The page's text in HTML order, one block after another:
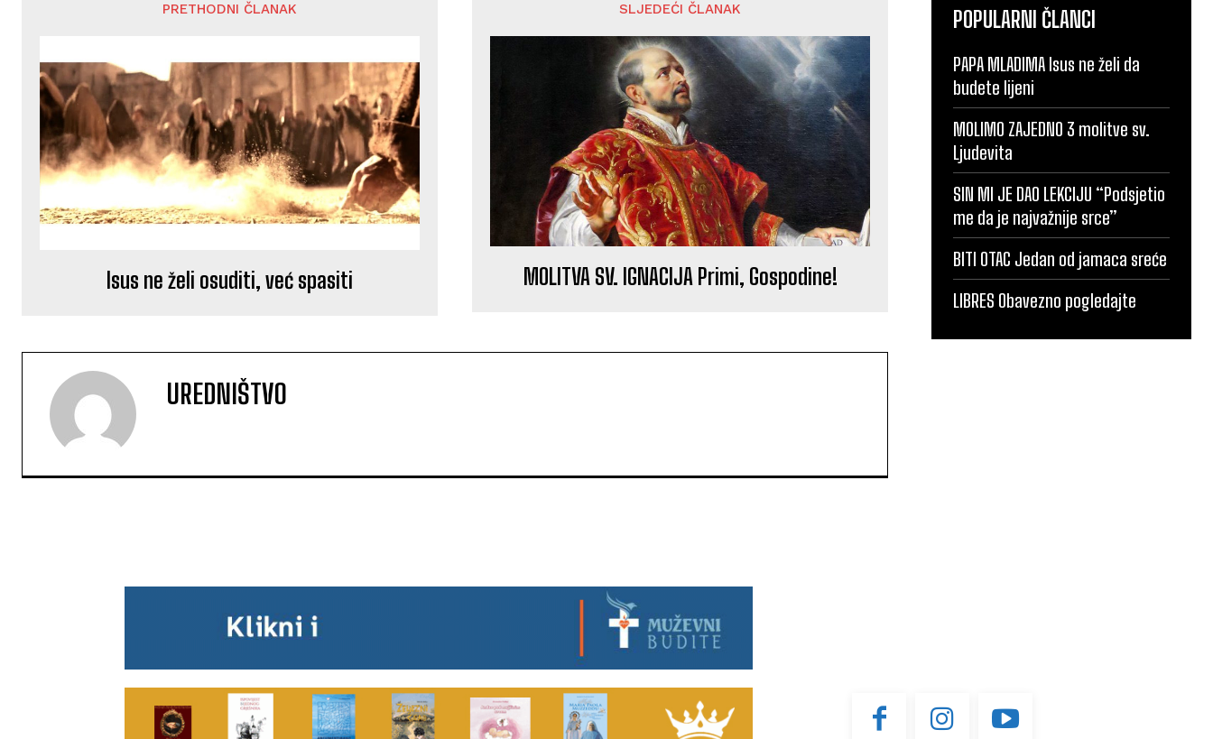
PRETHODNI ČLANAK
Isus ne želi osuditi, već spasiti
SLJEDEĆI ČLANAK
MOLITVA SV. IGNACIJA Primi, Gospodine!
UREDNIŠTVO
POPULARNI ČLANCI
PAPA MLADIMA Isus ne želi da
budete lijeni
MOLIMO ZAJEDNO 3 molitve sv.
Ljudevita
SIN MI JE DAO LEKCIJU “Podsjetio
me da je najvažnije srce”
BITI OTAC Jedan od jamaca sreće
LIBRES Obavezno pogledajte